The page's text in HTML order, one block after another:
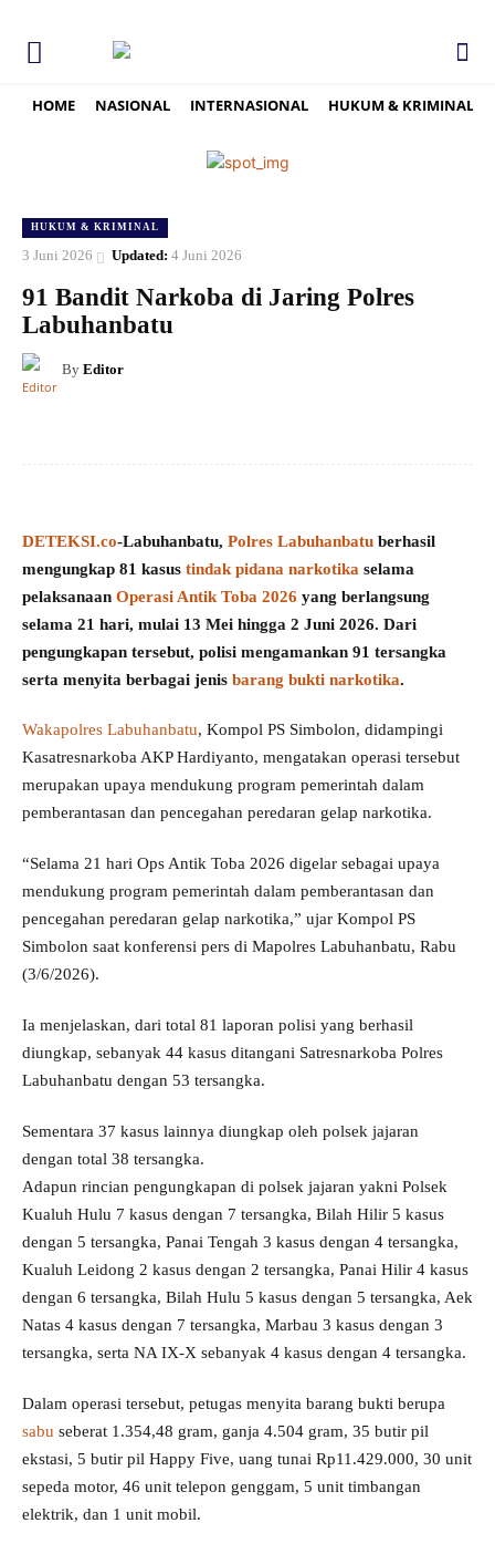
HOME NASIONAL INTERNASIONAL HUKUM & KRIMINAL
HUKUM & KRIMINAL
3 Juni 2026 Updated: 4 Juni 2026
91 Bandit Narkoba di Jaring Polres
Labuhanbatu
By Editor
DETEKSI.co-Labuhanbatu, Polres Labuhanbatu berhasil
mengungkap 81 kasus tindak pidana narkotika selama
pelaksanaan Operasi Antik Toba 2026 yang berlangsung
selama 21 hari, mulai 13 Mei hingga 2 Juni 2026. Dari
pengungkapan tersebut, polisi mengamankan 91 tersangka
serta menyita berbagai jenis barang bukti narkotika.
Wakapolres Labuhanbatu, Kompol PS Simbolon, didampingi
Kasatresnarkoba AKP Hardiyanto, mengatakan operasi tersebut
merupakan upaya mendukung program pemerintah dalam
pemberantasan dan pencegahan peredaran gelap narkotika.
“Selama 21 hari Ops Antik Toba 2026 digelar sebagai upaya
mendukung program pemerintah dalam pemberantasan dan
pencegahan peredaran gelap narkotika,” ujar Kompol PS
Simbolon saat konferensi pers di Mapolres Labuhanbatu, Rabu
(3/6/2026).
Ia menjelaskan, dari total 81 laporan polisi yang berhasil
diungkap, sebanyak 44 kasus ditangani Satresnarkoba Polres
Labuhanbatu dengan 53 tersangka.
Sementara 37 kasus lainnya diungkap oleh polsek jajaran
dengan total 38 tersangka.
Adapun rincian pengungkapan di polsek jajaran yakni Polsek
Kualuh Hulu 7 kasus dengan 7 tersangka, Bilah Hilir 5 kasus
dengan 5 tersangka, Panai Tengah 3 kasus dengan 4 tersangka,
Kualuh Leidong 2 kasus dengan 2 tersangka, Panai Hilir 4 kasus
dengan 6 tersangka, Bilah Hulu 5 kasus dengan 5 tersangka, Aek
Natas 4 kasus dengan 7 tersangka, Marbau 3 kasus dengan 3
tersangka, serta NA IX-X sebanyak 4 kasus dengan 4 tersangka.
Dalam operasi tersebut, petugas menyita barang bukti berupa
sabu seberat 1.354,48 gram, ganja 4.504 gram, 35 butir pil
ekstasi, 5 butir pil Happy Five, uang tunai Rp11.429.000, 30 unit
sepeda motor, 46 unit telepon genggam, 5 unit timbangan
elektrik, dan 1 unit mobil.